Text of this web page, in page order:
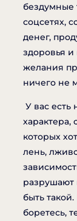
бездумные
соцсетях,
денег,
здоровья и
желания
ничего не
У вас есть
характера,
которых
лень,
разрушают
быть
боретесь,